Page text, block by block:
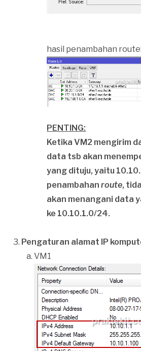
hasil penambahan route:
PENTING:
Ketika VM2 mengirim
data tsb akan
yang dituju, yaitu
penambahanroute,
akan menangani data
ke 10.10.1.0/24.
Pengaturan alamat IP
VM1